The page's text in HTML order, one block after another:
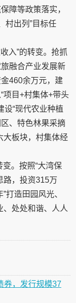
障等政策落实，
村出列”目标任
入”的转变。抢抓
融合产业发展新
460余万元，建
项目+村集体+带头
设“现代农业种植
、特色林果采摘
大板块，村集体经
变。按照“大湾保
路，投资315万
打造田园风光、
、处处和谐、人人
券，发行规模37